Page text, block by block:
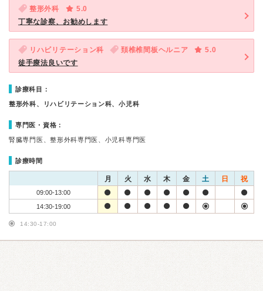
整形外科
5.0
丁寧な診察、お勧めします
リハビリテーション科 頚椎椎間板ヘルニア
5.0
徒手療法良いです
診療科目：
整形外科、リハビリテーション科、小児科
専門医・資格：
腎臓専門医、整形外科専門医、小児科専門医
診療時間
月 火 水 木 金 土 日 祝
09:00-13:00
14:30-19:00
14:30-17:00